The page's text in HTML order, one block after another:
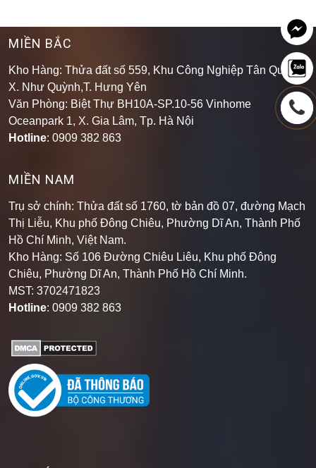
MIỀN BẮC
Kho Hàng: Thửa đất số 559, Khu Công Nghiệp Tân Quang,
X. Như Quỳnh,T. Hưng Yên
Văn Phòng: Biệt Thự BH10A-SP.10-56 Vinhome
Oceanpark 1, X. Gia Lâm, Tp. Hà Nội
Hotline: 0909 382 863
MIỀN NAM
Trụ sở chính: Thửa đất số 1760, tờ bản đồ 07, đường Mạch
Thị Liễu, Khu phố Đông Chiêu, Phường Dĩ An, Thành Phố
Hồ Chí Minh, Việt Nam.
Kho Hàng: Số 106 Đường Chiêu Liêu, Khu phố Đông
Chiêu, Phường Dĩ An, Thành Phố Hồ Chí Minh.
MST: 3702471823
Hotline: 0909 382 863